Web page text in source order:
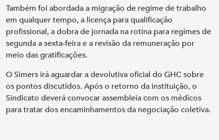
Também foi abordada a migração de regime de trabalho
em qualquer tempo, a licença para qualificação
profissional, a dobra de jornada na rotina para regimes de
segunda a sexta-feira e a revisão da remuneração por
meio das gratificações.
O Simers irá aguardar a devolutiva oficial do GHC sobre
os pontos discutidos. Após o retorno da instituição, o
Sindicato deverá convocar assembleia com os médicos
para tratar dos encaminhamentos da negociação coletiva.